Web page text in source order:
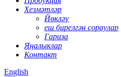
Хезмәтләр
Йөкләү
еш бирелгән сораулар
Гариза
Яңалыклар
Контакт
English